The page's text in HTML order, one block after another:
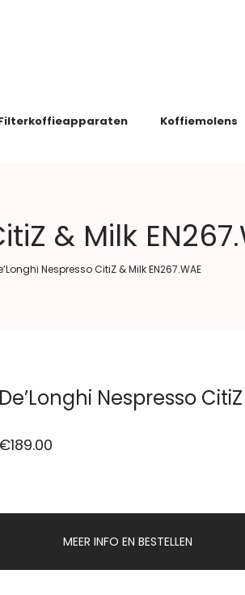
Koffiemolens
& Milk
Nespresso CitiZ & Milk EN267.WAE
De’Longhi Nespresso
€189.00
MEER INFO EN BESTELLEN